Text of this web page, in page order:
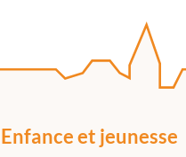
Enfance et jeunesse